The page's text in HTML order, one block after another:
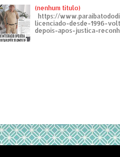
(nenhum título)
https://
licenciado-desde-1996-
depois-apos-justica-